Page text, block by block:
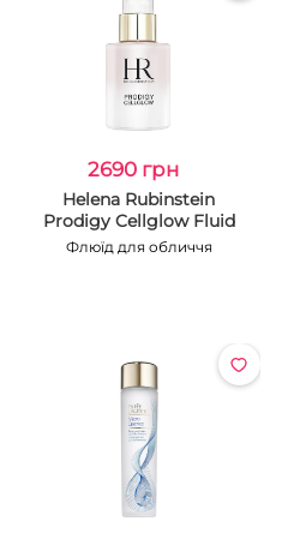
2690 грн
Helena Rubinstein
Prodigy Cellglow Fluid
Флюїд для обличчя